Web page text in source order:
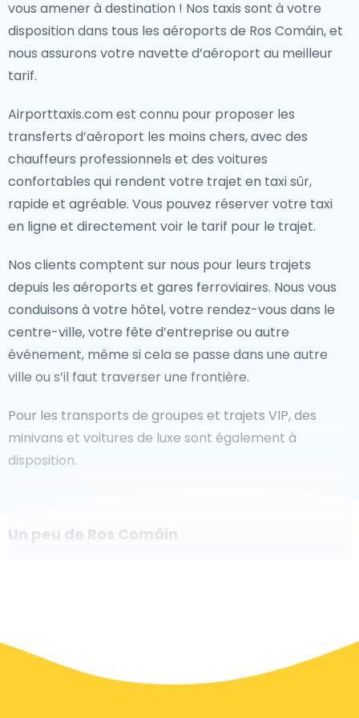
vous amener à destination ! Nos taxis sont à votre
disposition dans tous les aéroports de Ros Comáin, et
nous assurons votre navette d’aéroport au meilleur
tarif.
Airporttaxis.com est connu pour proposer les
transferts d’aéroport les moins chers, avec des
chauffeurs professionnels et des voitures
confortables qui rendent votre trajet en taxi sûr,
rapide et agréable. Vous pouvez réserver votre taxi
en ligne et directement voir le tarif pour le trajet.
Nos clients comptent sur nous pour leurs trajets
depuis les aéroports et gares ferroviaires. Nous vous
conduisons à votre hôtel, votre rendez-vous dans le
centre-ville, votre fête d’entreprise ou autre
événement, même si cela se passe dans une autre
ville ou s’il faut traverser une frontière.
Pour les transports de groupes et trajets VIP, des
minivans et voitures de luxe sont également à
disposition.
Un peu de Ros Comáin
à un aéroport, même à la demande. Bien que nous
vous recommandons de réserver votre transfert